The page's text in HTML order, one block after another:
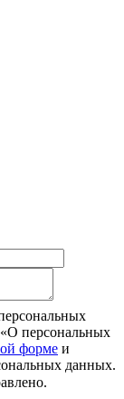
персональных
форме и
данных.